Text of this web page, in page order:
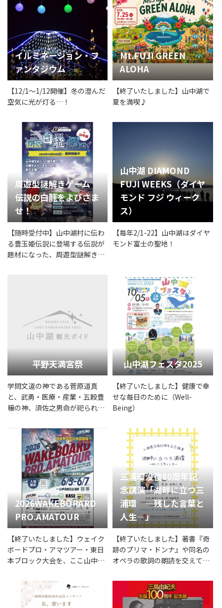
イルミネーション・フ
ァンタジウム
【12/1～1/12開催】冬の澄んだ
空気に光が灯る…！
Mt.FUJI GREEN
ALOHA
【終了いたしました】山中湖で
夏を満喫♪
周遊型謎解きゲーム
伝説の白龍をよびさま
せ！
【随時受付中】山中湖村に伝わ
る豊玉姫伝説に登場する伝説が
題材になった、周遊型謎解きゲ
山中湖 DIAMOND
FUJI WEEKS（ダイヤ
モンド フジ ウィーク
ス）
【毎年2/1-22】山中湖はダイヤ
モンド富士の聖地！
平野天満宮祭
学問文道の神である菅原道真
と、武勇・医療・産業・五穀豊
穣の神、須佐之男命が祀られて
山中湖フェスタ2025
【終了いたしました】健康で幸
せな毎日のために（Well-
Being）
2026WAKEBORARD
PRO.AMATOUR
【終了いたしました】ウェイク
ボードプロ・アマツアー・東日
本ブロック大会を、ここ山中湖
三浦環没後80周年記
念講演「湖畔に立つ三
浦環 ―残した言葉と
人生―」
【終了いたしました】著書『奇
跡のプリマ・ドンナ』や同名の
オペラの歌詞の朗読を交えて、
ついて語る、、、